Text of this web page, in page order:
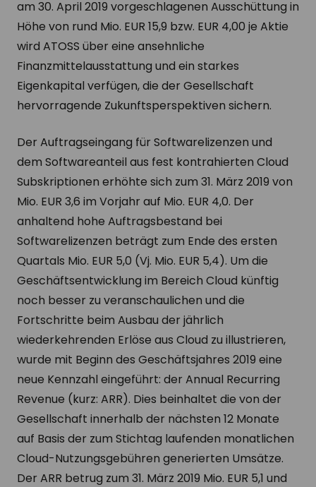
am 30. April 2019 vorgeschlagenen Ausschüttung in
Höhe von rund Mio. EUR 15,9 bzw. EUR 4,00 je Aktie
wird ATOSS über eine ansehnliche
Finanzmittelausstattung und ein starkes
Eigenkapital verfügen, die der Gesellschaft
hervorragende Zukunftsperspektiven sichern.
Der Auftragseingang für Softwarelizenzen und
dem Softwareanteil aus fest kontrahierten Cloud
Subskriptionen erhöhte sich zum 31. März 2019 von
Mio. EUR 3,6 im Vorjahr auf Mio. EUR 4,0. Der
anhaltend hohe Auftragsbestand bei
Softwarelizenzen beträgt zum Ende des ersten
Quartals Mio. EUR 5,0 (Vj. Mio. EUR 5,4). Um die
Geschäftsentwicklung im Bereich Cloud künftig
noch besser zu veranschaulichen und die
Fortschritte beim Ausbau der jährlich
wiederkehrenden Erlöse aus Cloud zu illustrieren,
wurde mit Beginn des Geschäftsjahres 2019 eine
neue Kennzahl eingeführt: der Annual Recurring
Revenue (kurz: ARR). Dies beinhaltet die von der
Gesellschaft innerhalb der nächsten 12 Monate
auf Basis der zum Stichtag laufenden monatlichen
Cloud-Nutzungsgebühren generierten Umsätze.
Der ARR betrug zum 31. März 2019 Mio. EUR 5,1 und